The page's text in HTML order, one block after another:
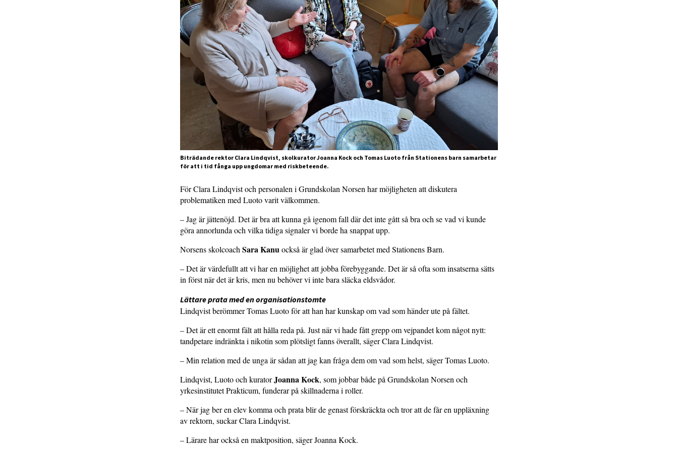
Biträdande rektor Clara Lindqvist, skolkurator Joanna Kock och Tomas Luoto från Stationens barn samarbetar
för att i tid fånga upp ungdomar med riskbeteende.
För Clara Lindqvist och personalen i Grundskolan Norsen har möjligheten att diskutera
problematiken med Luoto varit välkommen.
– Jag är jättenöjd. Det är bra att kunna gå igenom fall där det inte gått så bra och se vad vi kunde
göra annorlunda och vilka tidiga signaler vi borde ha snappat upp.
Norsens skolcoachSara Kanuockså är glad över samarbetet med Stationens Barn.
– Det är värdefullt att vi har en möjlighet att jobba förebyggande. Det är så ofta som insatserna sätts
in först när det är kris, men nu behöver vi inte bara släcka eldsvådor.
Lättare prata med en organisationstomte
Lindqvist berömmer Tomas Luoto för att han har kunskap om vad som händer ute på fältet.
– Det är ett enormt fält att hålla reda på. Just när vi hade fått grepp om vejpandet kom något nytt:
tandpetare indränkta i nikotin som plötsligt fanns överallt, säger Clara Lindqvist.
– Min relation med de unga är sådan att jag kan fråga dem om vad som helst, säger Tomas Luoto.
Lindqvist, Luoto och kuratorJoanna Kock, som jobbar både på Grundskolan Norsen och
yrkesinstitutet Prakticum, funderar på skillnaderna i roller.
– När jag ber en elev komma och prata blir de genast förskräckta och tror att de får en uppläxning
av rektorn, suckar Clara Lindqvist.
– Lärare har också en maktposition, säger Joanna Kock.